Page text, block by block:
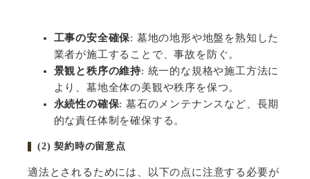
工事の安全確保: 墓地の地形や地盤を熟知した
業者が施工することで、事故を防ぐ。
景観と秩序の維持: 統一的な規格や施工方法に
より、墓地全体の美観や秩序を保つ。
永続性の確保: 墓石のメンテナンスなど、長期
的な責任体制を確保する。
(2)契約時の留意点
適法とされるためには、以下の点に注意する必要が